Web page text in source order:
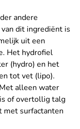
andere
dit ingrediënt is
uit een
Het hydrofiel
(hydro) en het
tot vet (lipo).
alleen water
of overtollig talg
met surfactanten